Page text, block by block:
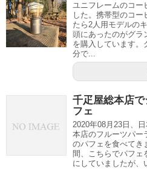
ユニフレームのコー
した。携帯型のコ
たら2人用モデルの
頭にあったのがグラ
を購入しています。
分で...
千疋屋総本店
フェ
2020年08月23日、
本店のフルーツパー
のパフェを食べてき
間、こちらでパフェ
にしていましたが、